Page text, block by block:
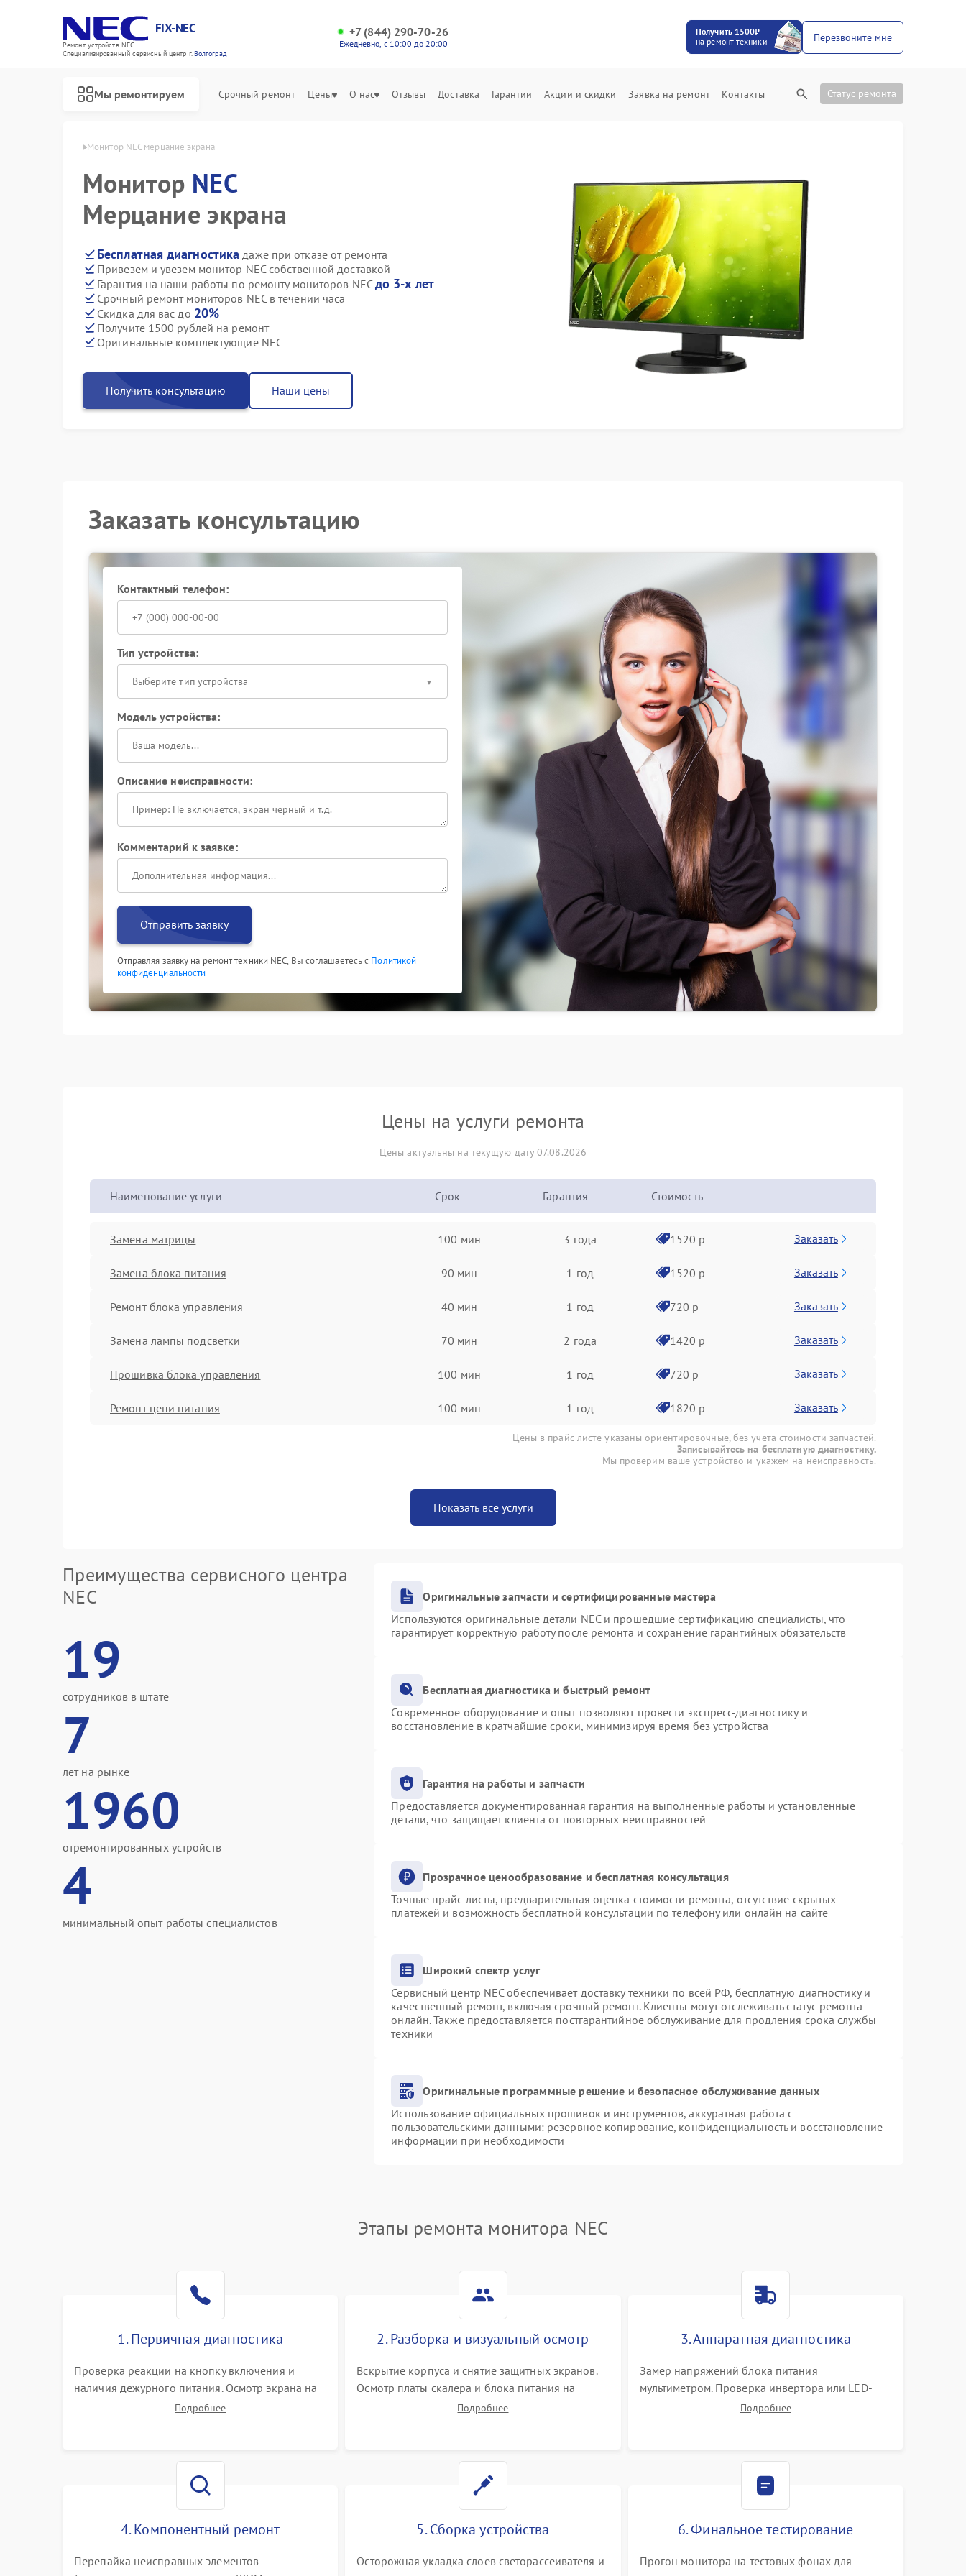
FIX-NEC
Ремонт устройств NEC
Специализированный cервисный центр г.Волгоград
+7 (844) 290-70-26
Ежедневно, с 10:00 до 20:00
Получить 1500₽
на ремонт техники
Перезвоните мне
Мы ремонтируем Срочный ремонт Цены О нас Отзывы Доставка Гарантии Акции и скидки Заявка на ремонт Контакты Статус ремонта
NEC в Волгограде Монитор NEC мерцание экрана
Монитор NEC
Мерцание экрана
Бесплатная диагностика даже при отказе от ремонта
Привезем и увезем монитор NEC собственной доставкой
Гарантия на наши работы по ремонту мониторов NECдо 3-х лет
Срочный ремонт мониторов NEC в течении часа
Скидка для вас до 20%
Получите 1500 рублей на ремонт
Оригинальные комплектующие NEC
Получить консультацию Наши цены
Заказать консультацию
Контактный телефон:
Тип устройства:
Выберите тип устройства
Модель устройства:
Описание неисправности:
Комментарий к заявке:
Отправить заявку
Отправляя заявку на ремонт техники NEC, Вы соглашаетесь с Политикой
конфиденциальности
Цены на услуги ремонта
Цены актуальны на текущую дату 07.08.2026
Наименование услуги Срок Гарантия Стоимость
Замена матрицы 100 мин 3 года 1520 р Заказать
Замена блока питания 90 мин 1 год 1520 р Заказать
Ремонт блока управления 40 мин 1 год 720 р Заказать
Замена лампы подсветки 70 мин 2 года 1420 р Заказать
Прошивка блока управления 100 мин 1 год 720 р Заказать
Ремонт цепи питания 100 мин 1 год 1820 р Заказать
Цены в прайс-листе указаны ориентировочные, без учета стоимости запчастей.
Записывайтесь на бесплатную диагностику.
Мы проверим ваше устройство и укажем на неисправность.
Показать все услуги
Преимущества сервисного центра
NEC
19
сотрудников в штате
7
лет на рынке
1960
отремонтированных устройств
4
минимальный опыт работы специалистов
Оригинальные запчасти и сертифицированные мастера
Используются оригинальные детали NEC и прошедшие сертификацию специалисты, что
гарантирует корректную работу после ремонта и сохранение гарантийных обязательств
Бесплатная диагностика и быстрый ремонт
Современное оборудование и опыт позволяют провести экспресс-диагностику и
восстановление в кратчайшие сроки, минимизируя время без устройства
Гарантия на работы и запчасти
Предоставляется документированная гарантия на выполненные работы и установленные
детали, что защищает клиента от повторных неисправностей
Прозрачное ценообразование и бесплатная консультация
Точные прайс-листы, предварительная оценка стоимости ремонта, отсутствие скрытых
платежей и возможность бесплатной консультации по телефону или онлайн на сайте
Широкий спектр услуг
Сервисный центр NEC обеспечивает доставку техники по всей РФ, бесплатную диагностику и
качественный ремонт, включая срочный ремонт. Клиенты могут отслеживать статус ремонта
онлайн. Также предоставляется постгарантийное обслуживание для продления срока службы
техники
Оригинальные программные решение и безопасное обслуживание данных
Использование официальных прошивок и инструментов, аккуратная работа с
пользовательскими данными: резервное копирование, конфиденциальность и восстановление
информации при необходимости
Этапы ремонта монитора NEC
1. Первичная диагностика
Проверка реакции на кнопку включения и
наличия дежурного питания. Осмотр экрана на
механические повреждения. Подключение к ПК
Подробнее
2. Разборка и визуальный осмотр
Вскрытие корпуса и снятие защитных экранов.
Осмотр платы скалера и блока питания на
наличие вздутых конденсаторов, прогаров,
Подробнее
3. Аппаратная диагностика
Замер напряжений блока питания
мультиметром. Проверка инвертора или LED-
драйвера подсветки. Диагностика цепей
Подробнее
4. Компонентный ремонт
Перепайка неисправных элементов
5. Сборка устройства
Осторожная укладка слоев светорассеивателя и
6. Финальное тестирование
Прогон монитора на тестовых фонах для